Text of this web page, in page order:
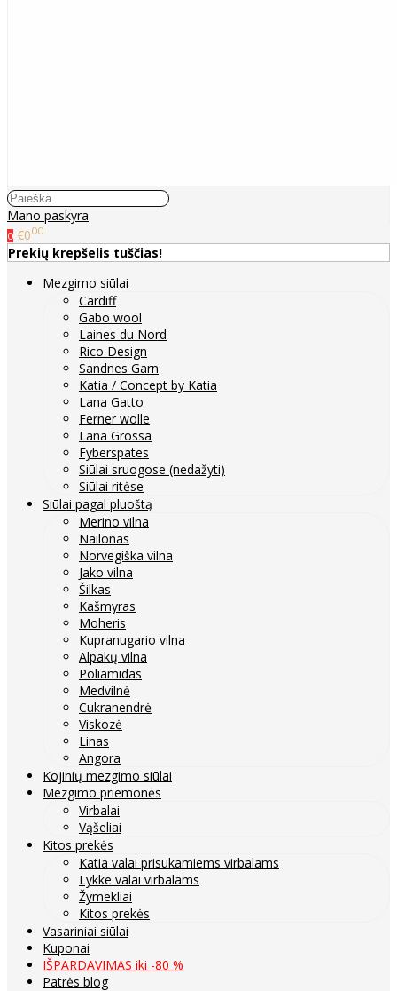
Mano paskyra
0 €000
Prekių krepšelis tuščias!
Mezgimo siūlai
Cardiff
Gabo wool
Laines du Nord
Rico Design
Sandnes Garn
Katia / Concept by Katia
Lana Gatto
Ferner wolle
Lana Grossa
Fyberspates
Siūlai sruogose (nedažyti)
Siūlai ritėse
Siūlai pagal pluoštą
Merino vilna
Nailonas
Norvegiška vilna
Jako vilna
Šilkas
Kašmyras
Moheris
Kupranugario vilna
Alpakų vilna
Poliamidas
Medvilnė
Cukranendrė
Viskozė
Linas
Angora
Kojinių mezgimo siūlai
Mezgimo priemonės
Virbalai
Vąšeliai
Kitos prekės
Katia valai prisukamiems virbalams
Lykke valai virbalams
Žymekliai
Kitos prekės
Vasariniai siūlai
Kuponai
IŠPARDAVIMAS iki -80 %
Patrės blog